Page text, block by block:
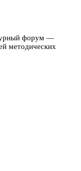
форум —
методических